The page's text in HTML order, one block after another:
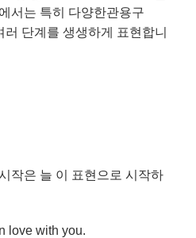
서는 특히 다양한관용구
단계를 생생하게 표현합니
작은 늘 이 표현으로 시작하
love with you.